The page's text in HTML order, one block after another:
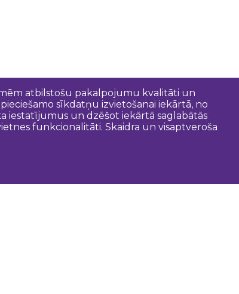
atbilstošu pakalpojumu kvalitāti un
sīkdatņu izvietošanai iekārtā, no
iestatījumus un dzēšot iekārtā saglabātās
funkcionalitāti. Skaidra un visaptveroša